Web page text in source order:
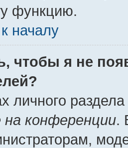
функцию.
началу
чтобы я не
личного
на конференции.